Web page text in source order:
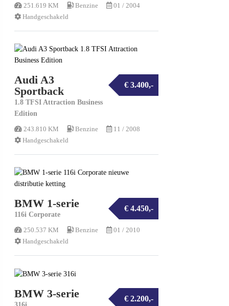
251.619 KM Benzine
01 / 2004
Handgeschakeld
Audi A3
Sportback
1.8 TFSI Attraction Business
Edition
€ 3.400,-
243.810 KM Benzine
11 / 2008
Handgeschakeld
BMW 1-serie
116i Corporate
€ 4.450,-
250.537 KM Benzine
01 / 2010
Handgeschakeld
BMW 3-serie € 2.200,-